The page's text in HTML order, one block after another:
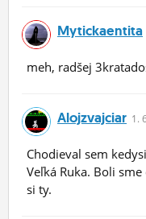
Mytickaentita
meh, radšej
Alojzvajciar 1.
Chodieval sem
Veľká Ruka. Boli
si ty.